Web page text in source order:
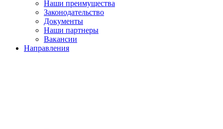
Наши преимущества
Законодательство
Документы
Наши партнеры
Вакансии
Направления